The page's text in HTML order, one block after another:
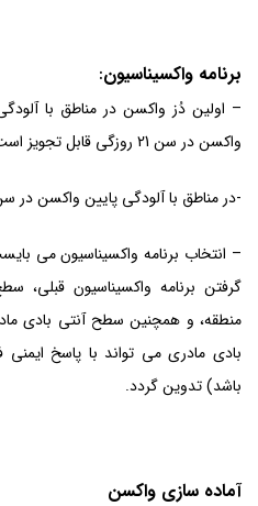
برنامه واکسیناسیون:
واکسن در سن 21 روزگی قابل تجویز است.
-در مناطق با آلودگی پایین واکسن در سن 14 روزگی تجویز
– انتخاب برنامه واکسیناسیون می
منطقه، و همچنین سطح آنتی بادی
بادی مادری می تواند با پاسخ ایمنی
باشد) تدوین گردد.
آماده سازی واکسن